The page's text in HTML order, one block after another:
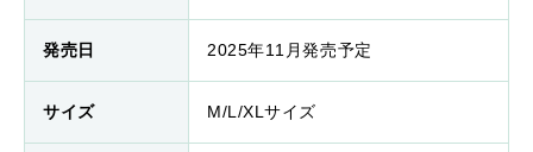
発売日 2025年11月発売予定
サイズ M/L/XLサイズ